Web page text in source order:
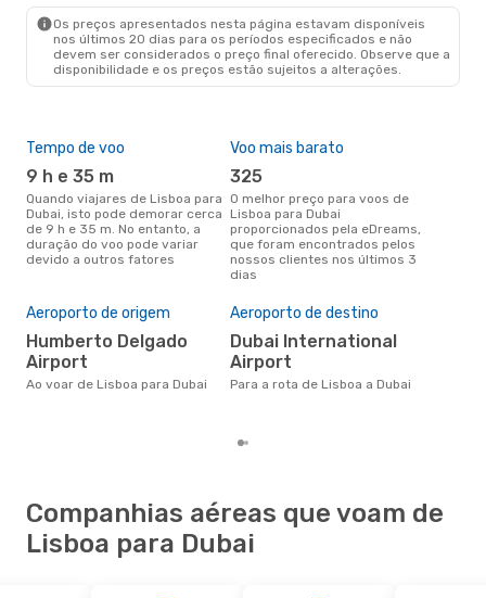
Os preços apresentados nesta página estavam disponíveis
nos últimos 20 dias para os períodos especificados e não
devem ser considerados o preço final oferecido. Observe que a
disponibilidade e os preços estão sujeitos a alterações.
Tempo de voo
9 h e 35 m
Quando viajares de Lisboa para
Dubai, isto pode demorar cerca
de 9 h e 35 m. No entanto, a
duração do voo pode variar
devido a outros fatores
Voo mais barato
325
O melhor preço para voos de
Lisboa para Dubai
proporcionados pela eDreams,
que foram encontrados pelos
nossos clientes nos últimos 3
dias
Aeroporto de origem
Humberto Delgado
Airport
Ao voar de Lisboa para Dubai
Aeroporto de destino
Dubai International
Airport
Para a rota de Lisboa a Dubai
Companhias aéreas que voam de
Lisboa para Dubai